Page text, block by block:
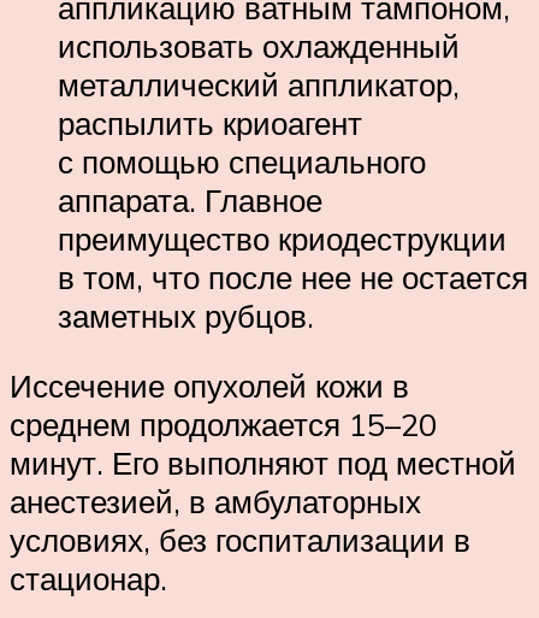
использовать охлажденный
металлический аппликатор,
распылить криоагент
с помощью специального
аппарата. Главное
преимущество криодеструкции
в том, что после нее не остается
заметных рубцов.
Иссечение опухолей кожи в
среднем продолжается 15–20
минут. Его выполняют под местной
анестезией, в амбулаторных
условиях, без госпитализации в
стационар.